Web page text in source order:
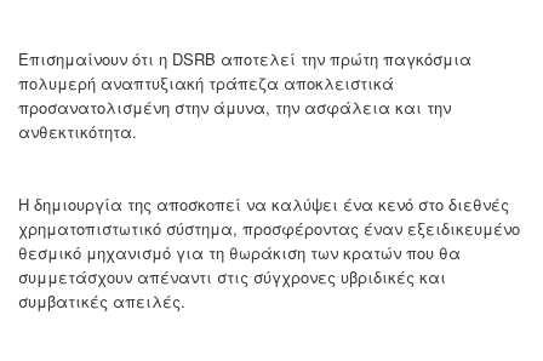
Επισημαίνουν ότι η DSRB αποτελεί την πρώτη παγκόσμια
πολυμερή αναπτυξιακή τράπεζα αποκλειστικά
προσανατολισμένη στην άμυνα, την ασφάλεια και την
ανθεκτικότητα.
Η δημιουργία της αποσκοπεί να καλύψει ένα κενό στο διεθνές
χρηματοπιστωτικό σύστημα, προσφέροντας έναν εξειδικευμένο
θεσμικό μηχανισμό για τη θωράκιση των κρατών που θα
συμμετάσχουν απέναντι στις σύγχρονες υβριδικές και
συμβατικές απειλές.